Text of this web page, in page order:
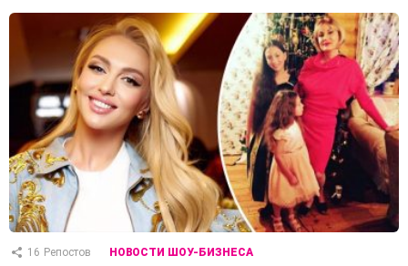
16 Репостов НОВОСТИ ШОУ-БИЗНЕСА